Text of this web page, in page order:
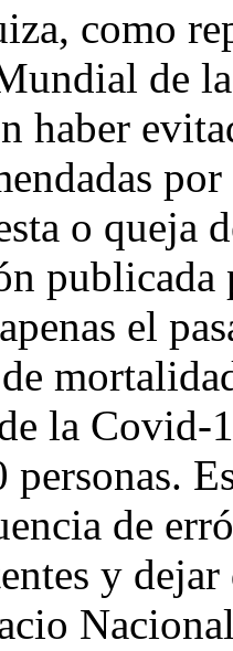
como
de
haber
o queja
el
la
de
y